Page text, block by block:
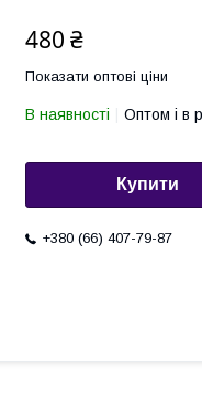
480 ₴
Показати оптові ціни
В наявності Оптом і в
Купити
+380 (66) 407-79-87